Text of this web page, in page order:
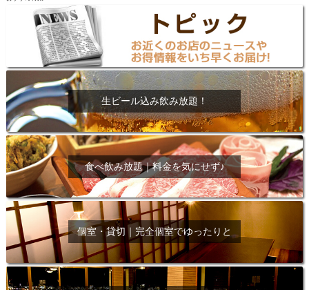
生ビール込み飲み放題！
食べ飲み放題｜料金を気にせず♪
個室・貸切｜完全個室でゆったりと